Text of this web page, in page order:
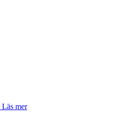
Läs mer